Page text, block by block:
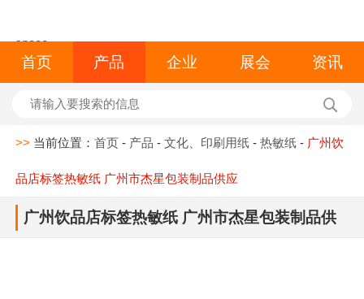
space
首页 产品 企业 展会 资讯
>> 当前位置：首页 - 产品 -文化、印刷用纸 -热敏纸 - 广州饮
品店标签热敏纸 广州市杰星包装制品供应
广州饮品店标签热敏纸 广州市杰星包装制品供